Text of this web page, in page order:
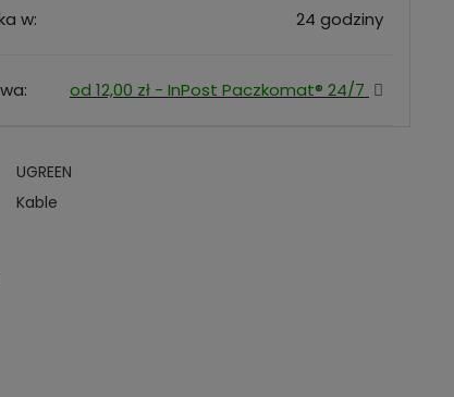
w: 24 godziny
od 12,00 zł - InPost Paczkomat® 24/7
UGREEN
Kable